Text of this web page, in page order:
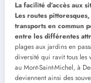
La facilité d’accès aux
Les routes
transports en commun
entre les différentes
plages aux jardins en
diversité qui ravit tous les
au Mont-Saint-Michel, à
deviennent ainsi des